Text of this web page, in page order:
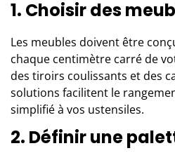
1. Choisir des
Les meubles doivent être
chaque centimètre carré de
des tiroirs coulissants et des
solutions facilitent le
simplifié à vos ustensiles.
2. Définir une